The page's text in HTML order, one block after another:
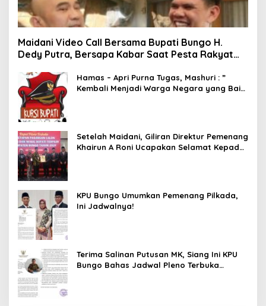
Maidani Video Call Bersama Bupati Bungo H.
Dedy Putra, Bersapa Kabar Saat Pesta Rakyat
Hamas – Apri Purna Tugas, Mashuri : ”
Kembali Menjadi Warga Negara yang Baik,
Setelah Maidani, Giliran Direktur Pemenang
Khairun A Roni Ucapakan Selamat Kepada
KPU Bungo Umumkan Pemenang Pilkada,
Ini Jadwalnya!
Terima Salinan Putusan MK, Siang Ini KPU
Bungo Bahas Jadwal Pleno Terbuka